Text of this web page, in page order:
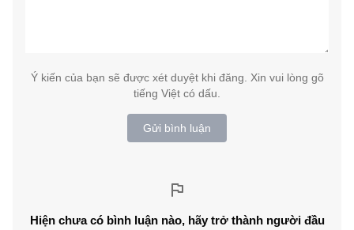
Ý kiến của bạn sẽ được xét duyệt khi đăng. Xin vui lòng gõ
tiếng Việt có dấu.
Gửi bình luận
Hiện chưa có bình luận nào, hãy trở thành người đầu